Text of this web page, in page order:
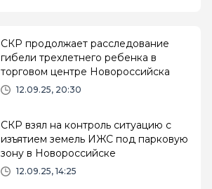
СКР продолжает расследование
гибели трехлетнего ребенка в
торговом центре Новороссийска
12.09.25, 20:30
СКР взял на контроль ситуацию с
изъятием земель ИЖС под парковую
зону в Новороссийске
12.09.25, 14:25